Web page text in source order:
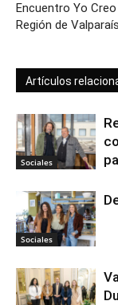
Encuentro Yo
Región de
Artículos
Sociales
Sociales